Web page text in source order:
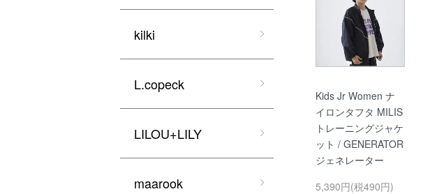
Kids Jr Women ナ
イロンタフタ MILIS
トレーニングジャケ
ット / GENERATOR
ジェネレーター
5,390円(税490円)
kilki
L.copeck
LILOU+LILY
maarook